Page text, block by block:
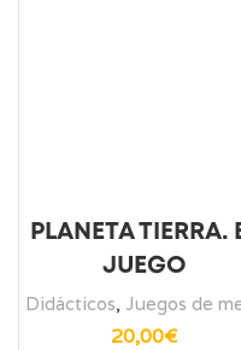
PLANETA TIERRA.
JUEGO
Didácticos, Juegos de
20,00€